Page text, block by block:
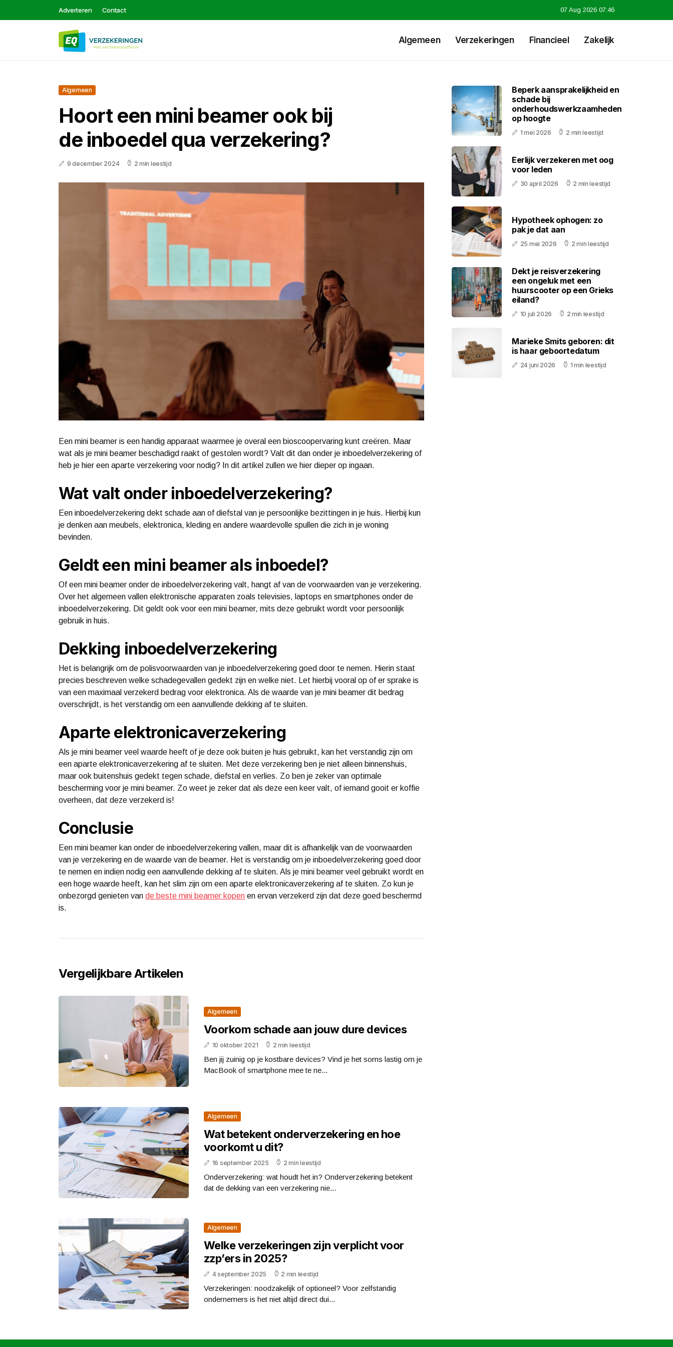
Adverteren Contact 07 Aug 2026 07:46
Algemeen Verzekeringen Financieel Zakelijk
Algemeen
Hoort een mini beamer ook bij
de inboedel qua verzekering?
9 december 2024 2 min leestijd
Een mini beamer is een handig apparaat waarmee je overal een bioscoopervaring kunt creëren. Maar
wat als je mini beamer beschadigd raakt of gestolen wordt? Valt dit dan onder je inboedelverzekering of
heb je hier een aparte verzekering voor nodig? In dit artikel zullen we hier dieper op ingaan.
Wat valt onder inboedelverzekering?
Een inboedelverzekering dekt schade aan of diefstal van je persoonlijke bezittingen in je huis. Hierbij kun
je denken aan meubels, elektronica, kleding en andere waardevolle spullen die zich in je woning
bevinden.
Geldt een mini beamer als inboedel?
Of een mini beamer onder de inboedelverzekering valt, hangt af van de voorwaarden van je verzekering.
Over het algemeen vallen elektronische apparaten zoals televisies, laptops en smartphones onder de
inboedelverzekering. Dit geldt ook voor een mini beamer, mits deze gebruikt wordt voor persoonlijk
gebruik in huis.
Dekking inboedelverzekering
Het is belangrijk om de polisvoorwaarden van je inboedelverzekering goed door te nemen. Hierin staat
precies beschreven welke schadegevallen gedekt zijn en welke niet. Let hierbij vooral op of er sprake is
van een maximaal verzekerd bedrag voor elektronica. Als de waarde van je mini beamer dit bedrag
overschrijdt, is het verstandig om een aanvullende dekking af te sluiten.
Aparte elektronicaverzekering
Als je mini beamer veel waarde heeft of je deze ook buiten je huis gebruikt, kan het verstandig zijn om
een aparte elektronicaverzekering af te sluiten. Met deze verzekering ben je niet alleen binnenshuis,
maar ook buitenshuis gedekt tegen schade, diefstal en verlies. Zo ben je zeker van optimale
bescherming voor je mini beamer. Zo weet je zeker dat als deze een keer valt, of iemand gooit er koffie
overheen, dat deze verzekerd is!
Conclusie
Een mini beamer kan onder de inboedelverzekering vallen, maar dit is afhankelijk van de voorwaarden
van je verzekering en de waarde van de beamer. Het is verstandig om je inboedelverzekering goed door
te nemen en indien nodig een aanvullende dekking af te sluiten. Als je mini beamer veel gebruikt wordt en
een hoge waarde heeft, kan het slim zijn om een aparte elektronicaverzekering af te sluiten. Zo kun je
onbezorgd genieten van de beste mini beamer kopen en ervan verzekerd zijn dat deze goed beschermd
is.
Vergelijkbare Artikelen
Algemeen
Voorkom schade aan jouw dure devices
10 oktober 2021 2 min leestijd
Ben jij zuinig op je kostbare devices? Vind je het soms lastig om je
MacBook of smartphone mee te ne...
Algemeen
Wat betekent onderverzekering en hoe
voorkomt u dit?
16 september 2025 2 min leestijd
Onderverzekering: wat houdt het in? Onderverzekering betekent
dat de dekking van een verzekering nie...
Algemeen
Welke verzekeringen zijn verplicht voor
zzp’ers in 2025?
4 september 2025 2 min leestijd
Verzekeringen: noodzakelijk of optioneel? Voor zelfstandig
ondernemers is het niet altijd direct dui...
Beperk aansprakelijkheid en
schade bij
onderhoudswerkzaamheden
op hoogte
1 mei 2026 2 min leestijd
Eerlijk verzekeren met oog
voor leden
30 april 2026 2 min leestijd
Hypotheek ophogen: zo
pak je dat aan
25 mei 2026 2 min leestijd
Dekt je reisverzekering
een ongeluk met een
huurscooter op een Grieks
eiland?
10 juli 2026 2 min leestijd
Marieke Smits geboren: dit
is haar geboortedatum
24 juni 2026 1 min leestijd